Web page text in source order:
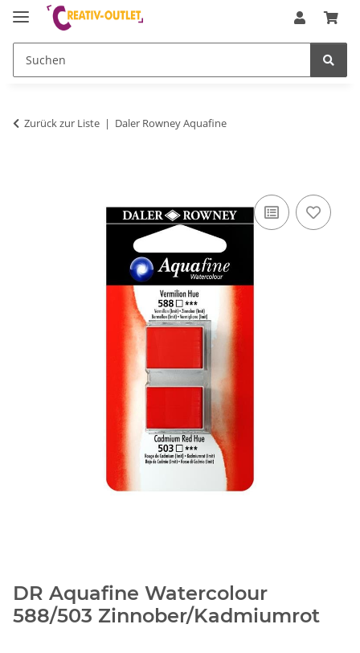
Zurück zur Liste Daler Rowney Aquafine
DR Aquafine Watercolour
588/503 Zinnober/Kadmiumrot